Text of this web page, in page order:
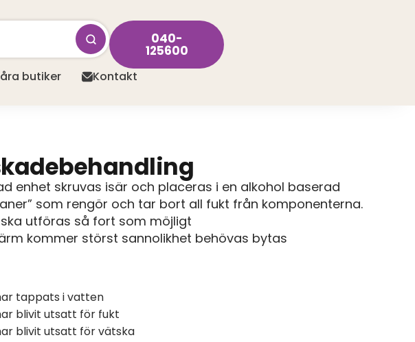
040-
125600
butiker Kontakt
enhet skruvas isär och placeras i en alkohol baserad
som rengör och tar bort all fukt från komponenterna.
ska utföras så fort som möjligt
kommer störst sannolikhet behövas bytas
tappats i vatten
blivit utsatt för fukt
blivit utsatt för vätska